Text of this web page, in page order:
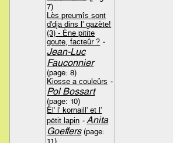
7)
Lès preumîs sont
d'dja dins l' gazète!
(3) - Ène pitite
goute, facteûr ? -
Jean-Luc
Fauconnier
(page: 8)
Kiosse a couleûrs -
Pol Bossart
(page: 10)
Ël' l' kornaill' et l'
pëtit lapin - Anita
Goeffers(page:
11)